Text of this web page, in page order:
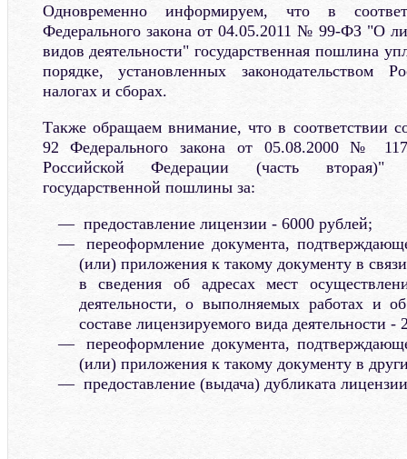
Одновременно информируем, что в
Федерального закона от 04.05.2011 № 99-ФЗ "О
видов деятельности" государственная пошлина
порядке, установленных законодательством
налогах и сборах.
Также обращаем внимание, что в соответствии
92 Федерального закона от 05.08.2000 №
Российской Федерации (часть вторая)"
государственной пошлины за:
предоставление лицензии - 6000 рублей;
переоформление документа,
(или) приложения к такому документу в
в сведения об адресах мест
деятельности, о выполняемых работах и
составе лицензируемого вида деятельности -
переоформление документа,
(или) приложения к такому документу в
предоставление (выдача) дубликата